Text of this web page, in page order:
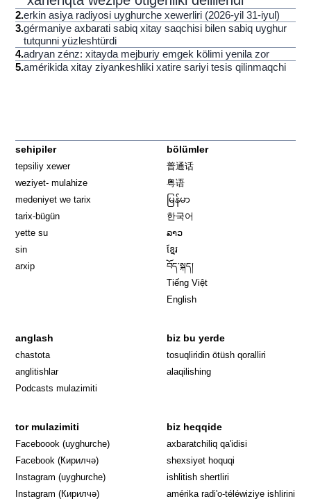
2.erkin asiya radiyosi uyghurche xewerliri (2026-yil 31-iyul)
3.gérmaniye axbarati sabiq xitay saqchisi bilen sabiq uyghur
tutqunni yüzleshtürdi
4.adryan zénz: xitayda mejburiy emgek kölimi yenila zor
5.amérikida xitay ziyankeshliki xatire sariyi tesis qilinmaqchi
sehipiler
tepsiliy xewer
weziyet- mulahize
medeniyet we tarix
tarix-bügün
yette su
sin
arxip
bölümler
普通话
粤语
မြန်မာ
한국어
ລາວ
ខ្មែរ
བོད་སྐད།
Tiếng Việt
English
anglash
chastota
anglitishlar
Podcasts mulazimiti
biz bu yerde
tosuqliridin ötüsh qoralliri
alaqilishing
tor mulazimiti
Faceboook (uyghurche) Opens in new window
Facebook (Кирилчә) Opens in new window
Instagram (uyghurche) Opens in new window
Instagram (Кирилчә) Opens in new window
biz heqqide
axbaratchiliq qa'idisi
shexsiyet hoquqi
ishlitish shertliri
amérika radi'o-téléwiziye ishlirini